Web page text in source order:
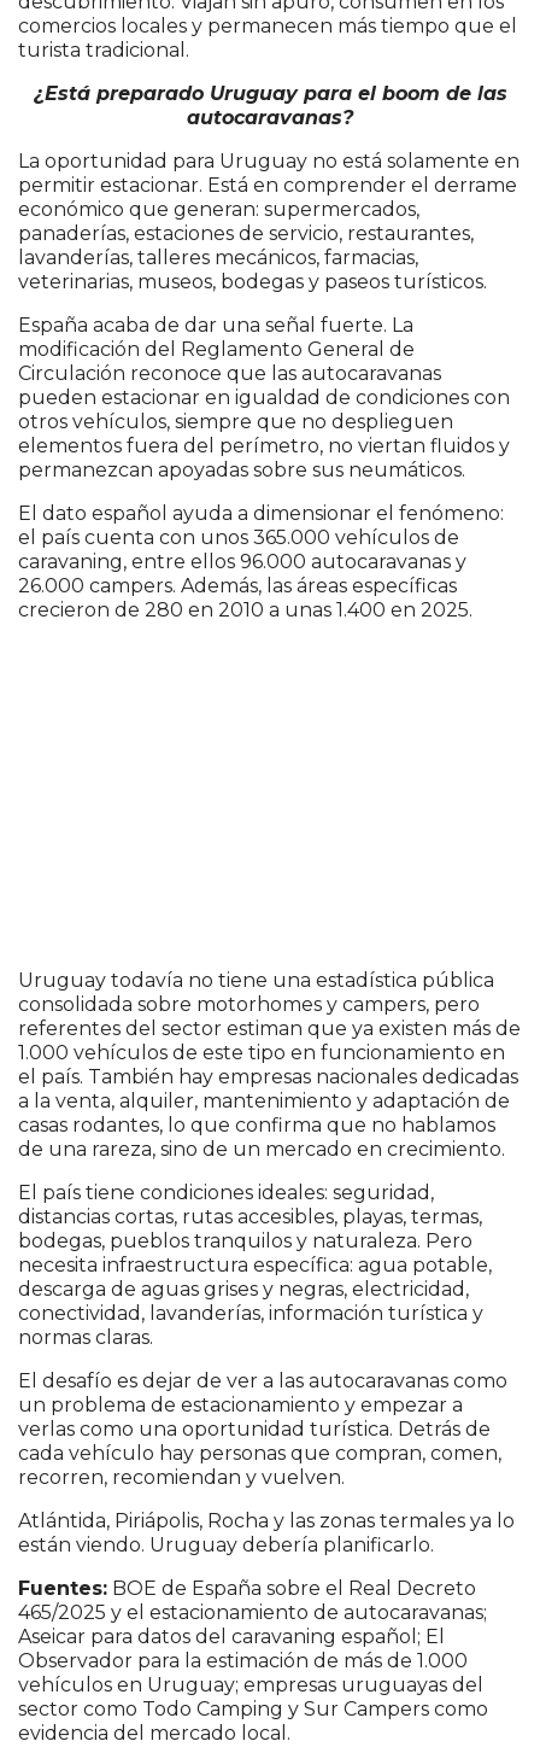
comercios locales y permanecen más tiempo que el
turista tradicional.
¿Está preparado Uruguay para el boom de las
autocaravanas?
La oportunidad para Uruguay no está solamente en
permitir estacionar. Está en comprender el derrame
económico que generan: supermercados,
panaderías, estaciones de servicio, restaurantes,
lavanderías, talleres mecánicos, farmacias,
veterinarias, museos, bodegas y paseos turísticos.
España acaba de dar una señal fuerte. La
modificación del Reglamento General de
Circulación reconoce que las autocaravanas
pueden estacionar en igualdad de condiciones con
otros vehículos, siempre que no desplieguen
elementos fuera del perímetro, no viertan fluidos y
permanezcan apoyadas sobre sus neumáticos.
El dato español ayuda a dimensionar el fenómeno:
el país cuenta con unos 365.000 vehículos de
caravaning, entre ellos 96.000 autocaravanas y
26.000 campers. Además, las áreas específicas
crecieron de 280 en 2010 a unas 1.400 en 2025.
Uruguay todavía no tiene una estadística pública
consolidada sobre motorhomes y campers, pero
referentes del sector estiman que ya existen más de
1.000 vehículos de este tipo en funcionamiento en
el país. También hay empresas nacionales dedicadas
a la venta, alquiler, mantenimiento y adaptación de
casas rodantes, lo que confirma que no hablamos
de una rareza, sino de un mercado en crecimiento.
El país tiene condiciones ideales: seguridad,
distancias cortas, rutas accesibles, playas, termas,
bodegas, pueblos tranquilos y naturaleza. Pero
necesita infraestructura específica: agua potable,
descarga de aguas grises y negras, electricidad,
conectividad, lavanderías, información turística y
normas claras.
El desafío es dejar de ver a las autocaravanas como
un problema de estacionamiento y empezar a
verlas como una oportunidad turística. Detrás de
cada vehículo hay personas que compran, comen,
recorren, recomiendan y vuelven.
Atlántida, Piriápolis, Rocha y las zonas termales ya lo
están viendo. Uruguay debería planificarlo.
Fuentes: BOE de España sobre el Real Decreto
465/2025 y el estacionamiento de autocaravanas;
Aseicar para datos del caravaning español; El
Observador para la estimación de más de 1.000
vehículos en Uruguay; empresas uruguayas del
sector como Todo Camping y Sur Campers como
evidencia del mercado local.